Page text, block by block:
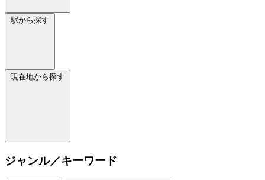
駅から探す
現在地から探す
ジャンル／キーワード